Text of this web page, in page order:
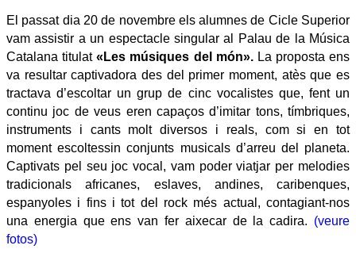
El passat dia 20 de novembre els alumnes de Cicle Superior
vam assistir a un espectacle singular al Palau de la Música
Catalana titulat«Les músiques del món».La proposta ens
va resultar captivadora des del primer moment, atès que es
tractava d’escoltar un grup de cinc vocalistes que, fent un
continu joc de veus eren capaços d’imitar tons, tímbriques,
instruments i cants molt diversos i reals, com si en tot
moment escoltessin conjunts musicals d’arreu del planeta.
Captivats pel seu joc vocal, vam poder viatjar per melodies
tradicionals africanes, eslaves, andines, caribenques,
espanyoles i fins i tot del rock més actual, contagiant-nos
una energia que ens van fer aixecar de la cadira. (veure
fotos)